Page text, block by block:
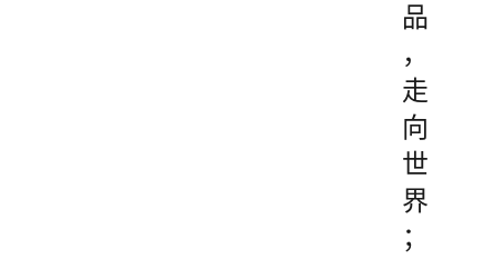
品
，
走
向
世
界
；